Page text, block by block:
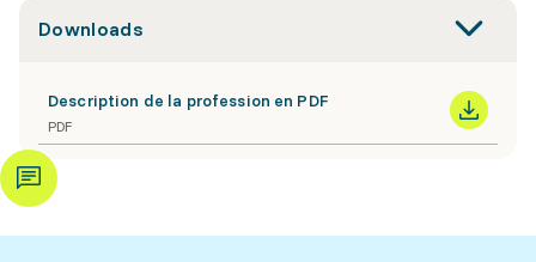
Downloads
Description de la profession en PDF
PDF